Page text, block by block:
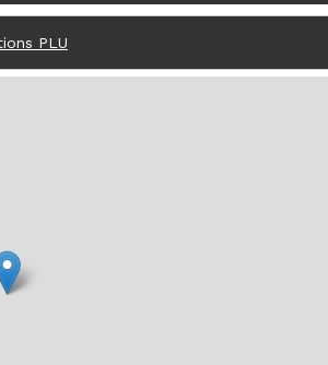
PLU